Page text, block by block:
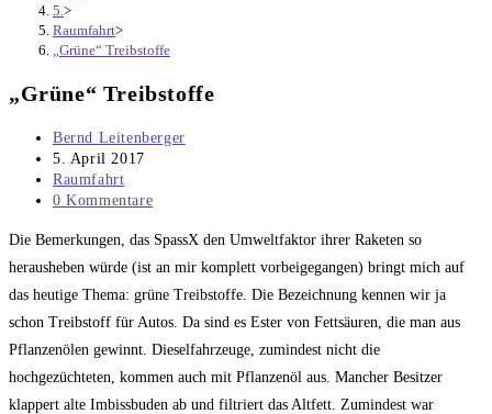
5. >
Raumfahrt>
„Grüne“ Treibstoffe
„Grüne“ Treibstoffe
Beitrags-
Autor:
Bernd Leitenberger
Beitrag
veröffentlicht:
5. April 2017
Beitrags-
Kategorie:
Raumfahrt
Beitrags-
0 Kommentare
Die Bemerkungen, das SpassX den Umweltfaktor ihrer Raketen so
herausheben würde (ist an mir komplett vorbeigegangen) bringt mich auf
das heutige Thema: grüne Treibstoffe. Die Bezeichnung kennen wir ja
schon Treibstoff für Autos. Da sind es Ester von Fettsäuren, die man aus
Pflanzenölen gewinnt. Dieselfahrzeuge, zumindest nicht die
hochgezüchteten, kommen auch mit Pflanzenöl aus. Mancher Besitzer
klappert alte Imbissbuden ab und filtriert das Altfett. Zumindest war